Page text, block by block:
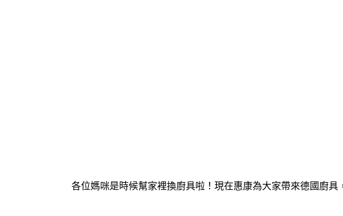
各位媽咪是時候幫家裡換廚具啦！現在惠康為大家帶來德國廚